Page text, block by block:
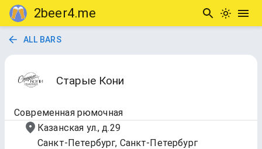
2beer4.me
ALL BARS
Старые Кони
Современная рюмочная
Казанская ул., д.29
Санкт-Петербург, Санкт-Петербург